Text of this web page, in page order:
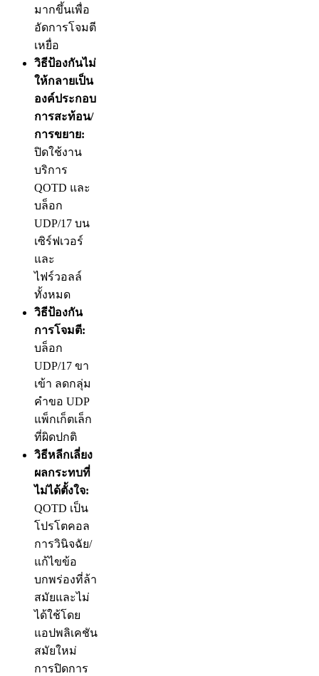
มากขึ้นเพื่อ
อัดการโจมตี
เหยื่อ
วิธีป้องกันไม่
ให้กลายเป็น
องค์ประกอบ
การสะท้อน/
การขยาย:
ปิดใช้งาน
บริการ
QOTD และ
บล็อก
UDP/17 บน
เซิร์ฟเวอร์
และ
ไฟร์วอลล์
ทั้งหมด
วิธีป้องกัน
การโจมตี:
บล็อก
UDP/17 ขา
เข้า ลดกลุ่ม
คำขอ UDP
แพ็กเก็ตเล็ก
ที่ผิดปกติ
วิธีหลีกเลี่ยง
ผลกระทบที่
ไม่ได้ตั้งใจ:
QOTD เป็น
โปรโตคอล
การวินิจฉัย/
แก้ไขข้อ
บกพร่องที่ล้า
สมัยและไม่
ได้ใช้โดย
แอปพลิเคชัน
สมัยใหม่
การปิดการ